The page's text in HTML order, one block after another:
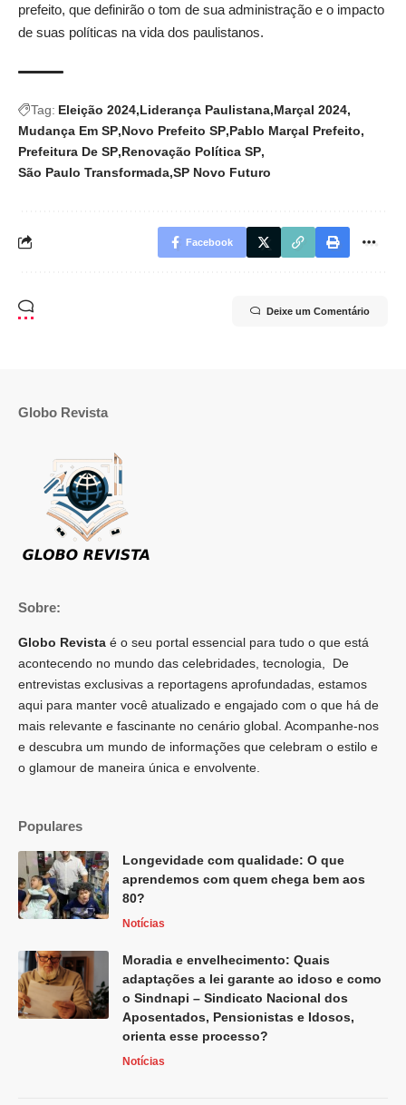
prefeito, que definirão o tom de sua administração e o impacto
de suas políticas na vida dos paulistanos.
Tag: Eleição 2024 Liderança Paulistana Marçal 2024
Mudança Em SP Novo Prefeito SP Pablo Marçal Prefeito
Prefeitura De SP Renovação Política SP
São Paulo Transformada SP Novo Futuro
Facebook
Deixe um Comentário
Globo Revista
Sobre:
Globo Revista é o seu portal essencial para tudo o que está
acontecendo no mundo das celebridades, tecnologia, De
entrevistas exclusivas a reportagens aprofundadas, estamos
aqui para manter você atualizado e engajado com o que há de
mais relevante e fascinante no cenário global. Acompanhe-nos
e descubra um mundo de informações que celebram o estilo e
o glamour de maneira única e envolvente.
Populares
Longevidade com qualidade: O que
aprendemos com quem chega bem aos
80?
Notícias
Moradia e envelhecimento: Quais
adaptações a lei garante ao idoso e como
o Sindnapi – Sindicato Nacional dos
Aposentados, Pensionistas e Idosos,
orienta esse processo?
Notícias